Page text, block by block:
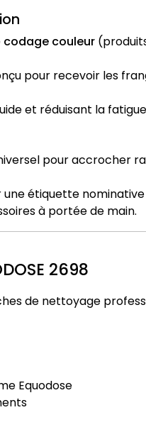
codage couleur
pour recevoir les
et réduisant la
pour accrocher
une étiquette
à portée de main.
2698
de nettoyage
Equodose